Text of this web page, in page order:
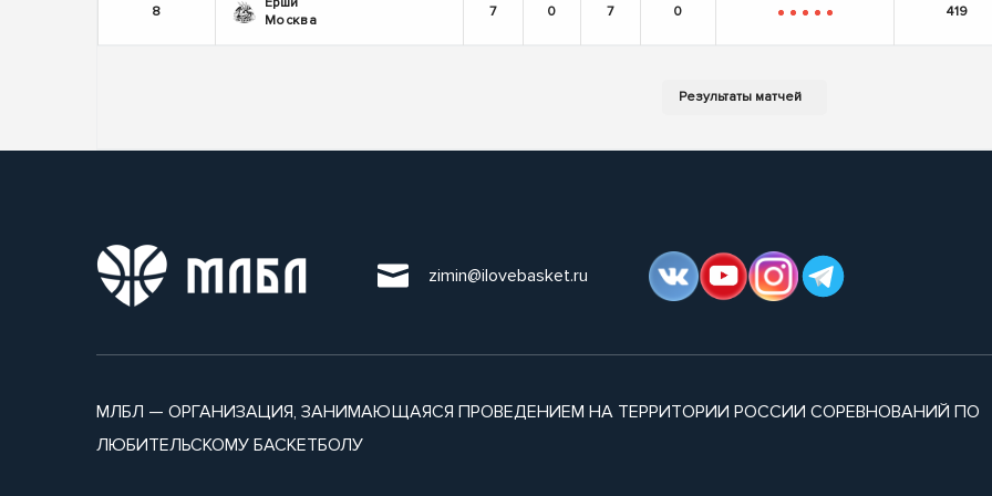
8
Москва
7 0 7 0 - - - - - 419
zimin@ilovebasket.ru
МЛБЛ — ОРГАНИЗАЦИЯ, ЗАНИМАЮЩАЯСЯ ПРОВЕДЕНИЕМ НА ТЕРРИТОРИИ РОССИИ СОРЕВНОВАНИЙ ПО
ЛЮБИТЕЛЬСКОМУ БАСКЕТБОЛУ